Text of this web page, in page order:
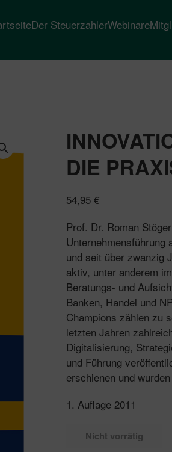
Der SteuerzahlerWebinare
DIE
54,95 €
Prof. Dr. Roman
Unternehmensführung
und seit über zwanzig
aktiv, unter anderem
Beratungs- und
Banken, Handel und
Champions zählen zu
letzten Jahren
Digitalisierung,
und Führung
erschienen und
1. Auflage 2011
Nicht vorrätig